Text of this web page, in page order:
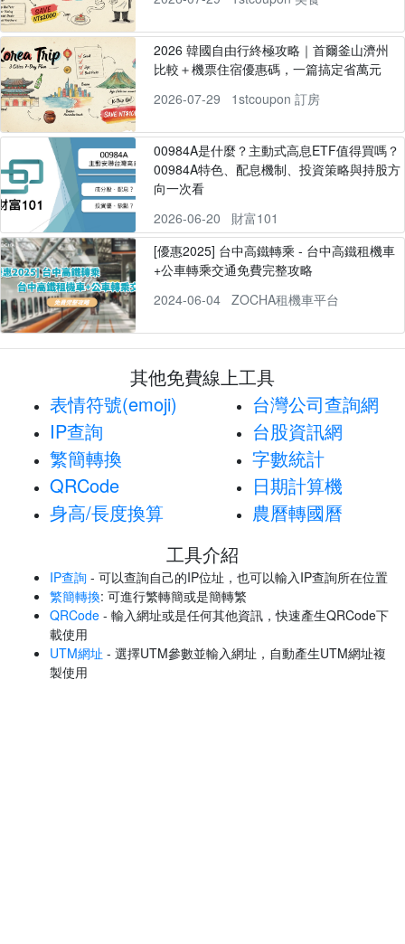
2026 韓國自由行終極攻略｜首爾釜山濟州
比較＋機票住宿優惠碼，一篇搞定省萬元
2026-07-29
1stcoupon 訂房
00984A是什麼？主動式高息ETF值得買嗎？
00984A特色、配息機制、投資策略與持股方
向一次看
2026-06-20
財富101
[優惠2025] 台中高鐵轉乘 - 台中高鐵租機車
+公車轉乘交通免費完整攻略
2024-06-04
ZOCHA租機車平台
其他免費線上工具
表情符號(emoji)
IP查詢
繁簡轉換
QRCode
身高/長度換算
台灣公司查詢網
台股資訊網
字數統計
日期計算機
農曆轉國曆
工具介紹
IP查詢 - 可以查詢自己的IP位址，也可以輸入IP查詢所在位置
繁簡轉換: 可進行繁轉簡或是簡轉繁
QRCode - 輸入網址或是任何其他資訊，快速產生QRCode下
載使用
UTM網址 - 選擇UTM參數並輸入網址，自動產生UTM網址複
製使用